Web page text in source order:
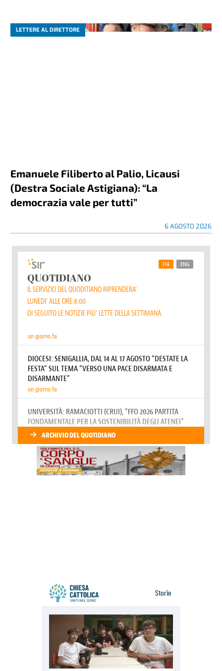
LETTERE AL DIRETTORE
Emanuele Filiberto al Palio, Licausi
(Destra Sociale Astigiana): “La
democrazia vale per tutti”
6 AGOSTO 2026